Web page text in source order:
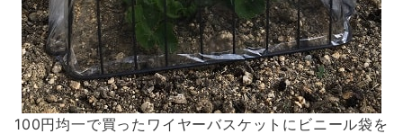
100円均一で買ったワイヤーバスケットにビニール袋を